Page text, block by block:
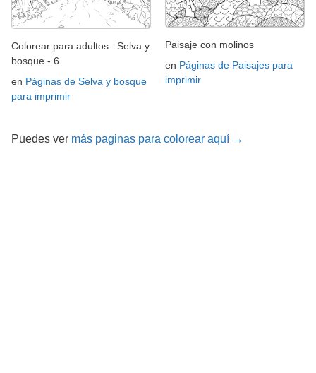
Colorear para adultos : Selva y
bosque - 6
en Páginas de Selva y bosque
para imprimir
Paisaje con molinos
en Páginas de Paisajes para
imprimir
Puedes ver más paginas para colorear aquí →